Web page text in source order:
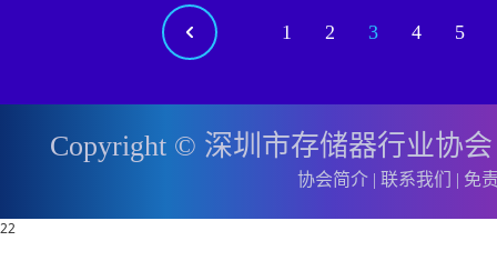
1 2 3 4 5
Copyright © 深圳市存储器行业协
协会简介 | 联系我们 | 免
22